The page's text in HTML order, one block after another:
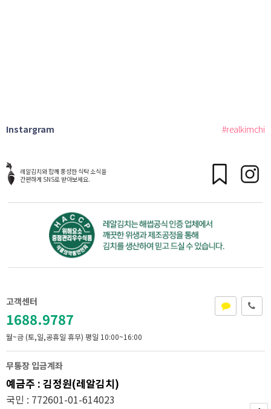
Instargram #realkimchi
레알김치와 함께 풍성한 식탁 소식을
간편하게 SNS로 받아보세요.
고객센터
1688.9787
월~금 (토,일,공휴일 휴무) 평일 10:00~16:00
무통장 입금계좌
예금주 : 김정원(레알김치)
국민 : 772601-01-614023